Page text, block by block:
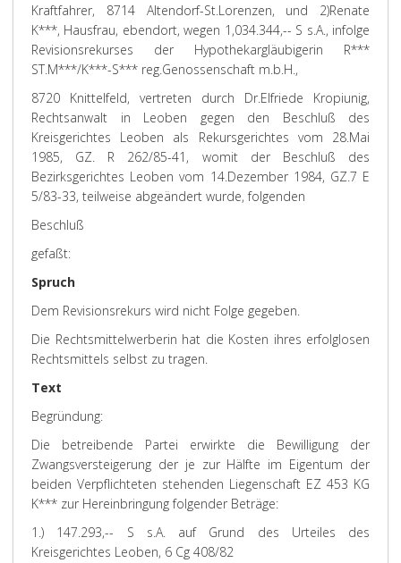
Kraftfahrer, 8714 Altendorf-St.Lorenzen, und 2)Renate
K***, Hausfrau, ebendort, wegen 1,034.344,-- S s.A., infolge
Revisionsrekurses der Hypothekargläubigerin R***
ST.M***/K***-S*** reg.Genossenschaft m.b.H.,
8720 Knittelfeld, vertreten durch Dr.Elfriede Kropiunig,
Rechtsanwalt in Leoben gegen den Beschluß des
Kreisgerichtes Leoben als Rekursgerichtes vom 28.Mai
1985, GZ. R 262/85-41, womit der Beschluß des
Bezirksgerichtes Leoben vom 14.Dezember 1984, GZ.7 E
5/83-33, teilweise abgeändert wurde, folgenden
Beschluß
gefaßt:
Spruch
Dem Revisionsrekurs wird nicht Folge gegeben.
Die Rechtsmittelwerberin hat die Kosten ihres erfolglosen
Rechtsmittels selbst zu tragen.
Text
Begründung:
Die betreibende Partei erwirkte die Bewilligung der
Zwangsversteigerung der je zur Hälfte im Eigentum der
beiden Verpflichteten stehenden Liegenschaft EZ 453 KG
K*** zur Hereinbringung folgender Beträge:
1.) 147.293,-- S s.A. auf Grund des Urteiles des
Kreisgerichtes Leoben, 6 Cg 408/82